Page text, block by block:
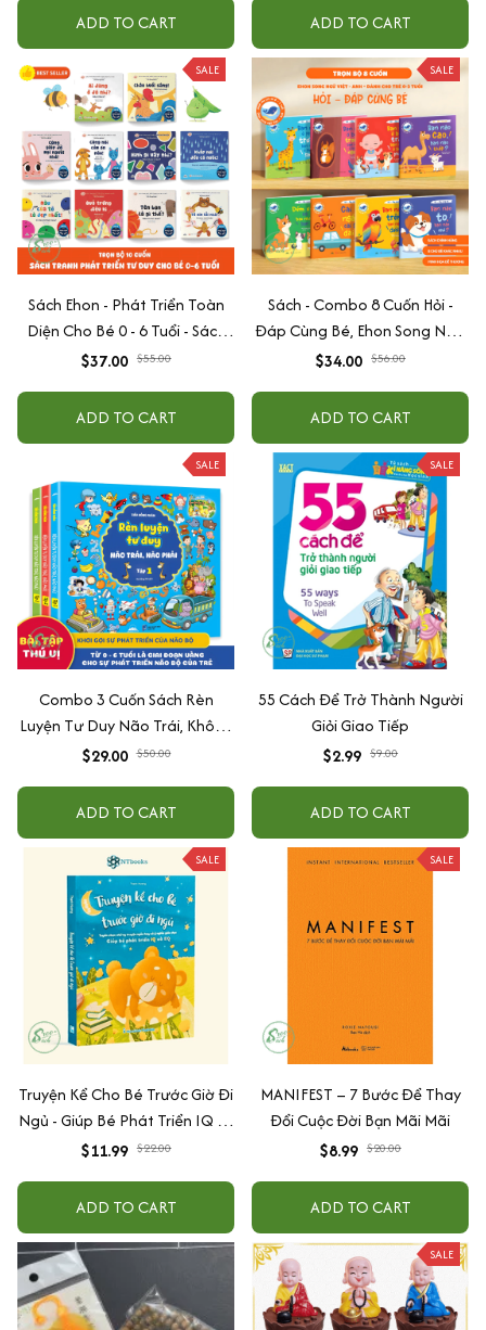
quang
ADD TO CART ADD TO CART
SALE
Sách Ehon - Phát Triển Toàn
Diện Cho Bé 0 - 6 Tuổi - Sách
Song Ngữ Việt - Anh
$37.00 $55.00
ADD TO CART
SALE
Sách - Combo 8 Cuốn Hỏi -
Đáp Cùng Bé, Ehon Song Ngữ
Việt - Anh - Dành Cho Bé Từ 0
$34.00 $56.00
ADD TO CART
SALE
Combo 3 Cuốn Sách Rèn
Luyện Tư Duy Não Trái, Không
Não Phải - Đánh Thức Tiềm
$29.00 $50.00
ADD TO CART
SALE
55 Cách Để Trở Thành Người
Giỏi Giao Tiếp
$2.99 $9.00
ADD TO CART
SALE
Truyện Kể Cho Bé Trước Giờ Đi
Ngủ - Giúp Bé Phát Triển IQ Và
EQ
$11.99 $22.00
ADD TO CART
SALE
MANIFEST – 7 Bước Để Thay
Đổi Cuộc Đời Bạn Mãi Mãi
$8.99 $20.00
ADD TO CART
SALE